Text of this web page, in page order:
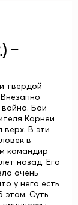
—
твердой
Бои
Карнеи
верх. В эти
в
командир
назад. Его
очень
у него есть
этом. Суть